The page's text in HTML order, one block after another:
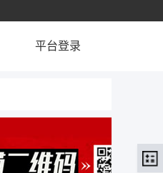
平台登录